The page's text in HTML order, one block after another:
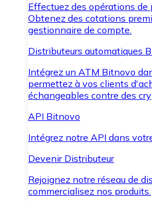
Effectuez des opérations de
Obtenez des cotations
gestionnaire de compte.
Distributeurs automatiques
Intégrez un ATM Bitnovo
permettez à vos clients
échangeables contre des
API Bitnovo
Intégrez notre API dans
Devenir Distributeur
Rejoignez notre réseau de
commercialisez nos produits.